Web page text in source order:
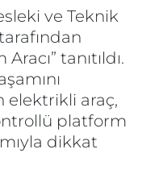
ve Teknik
tanıtıldı.
elektrikli araç,
platform
dikkat